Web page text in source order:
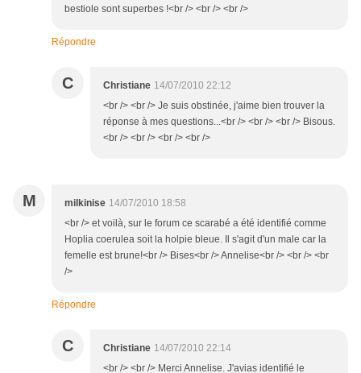
bestiole sont superbes !<br /> <br /> <br />
Répondre
C Christiane 14/07/2010 22:12
<br /> <br /> Je suis obstinée, j'aime bien trouver la
réponse à mes questions...<br /> <br /> <br /> Bisous.
<br /> <br /> <br /> <br />
M milkinise 14/07/2010 18:58
<br /> et voilà, sur le forum ce scarabé a été identifié comme
Hoplia coerulea soit la holpie bleue. Il s'agit d'un male car la
femelle est brune!<br /> Bises<br /> Annelise<br /> <br /> <br
/>
Répondre
C Christiane 14/07/2010 22:14
<br /> <br /> Merci Annelise. J'avias identifié le